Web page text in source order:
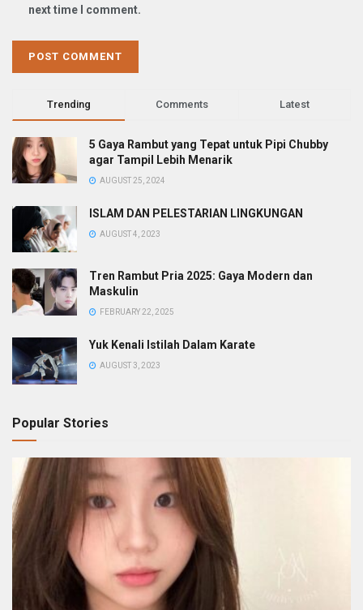
next time I comment.
Trending Comments Latest
5 Gaya Rambut yang Tepat untuk Pipi Chubby
agar Tampil Lebih Menarik
AUGUST 25, 2024
ISLAM DAN PELESTARIAN LINGKUNGAN
AUGUST 4, 2023
Tren Rambut Pria 2025: Gaya Modern dan
Maskulin
FEBRUARY 22, 2025
Yuk Kenali Istilah Dalam Karate
AUGUST 3, 2023
Popular Stories